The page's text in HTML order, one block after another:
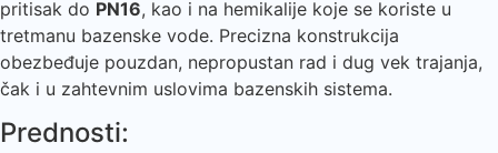
pritisak do PN16, kao i na hemikalije koje se koriste u
tretmanu bazenske vode. Precizna konstrukcija
obezbeđuje pouzdan, nepropustan rad i dug vek trajanja,
čak i u zahtevnim uslovima bazenskih sistema.
Prednosti: